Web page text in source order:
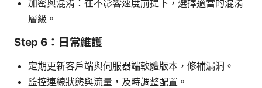
加密與混淆：在不影響速度前提下，選擇適當的混淆
層級。
Step 6：日常維護
定期更新客戶端與伺服器端軟體版本，修補漏洞。
監控連線狀態與流量，及時調整配置。